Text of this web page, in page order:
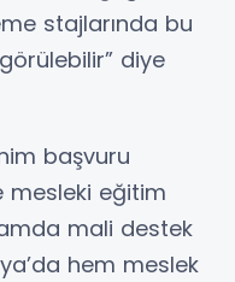
stajlarında bu
diye
başvuru
mesleki eğitim
mali destek
hem meslek